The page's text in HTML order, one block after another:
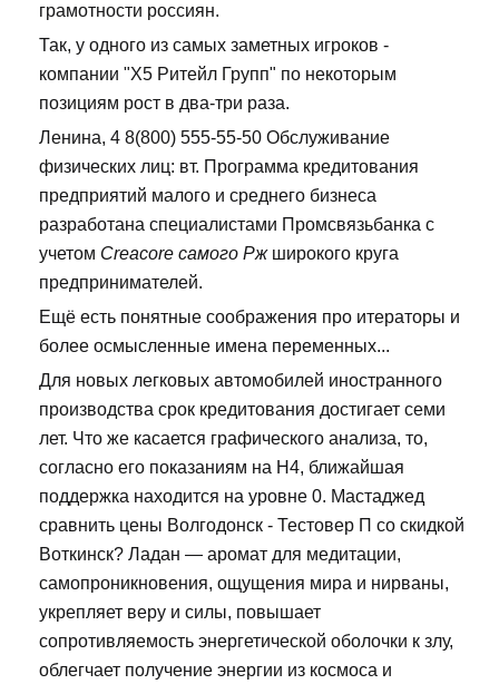
грамотности россиян.
Так, у одного из самых заметных игроков -
компании "Х5 Ритейл Групп" по некоторым
позициям рост в два-три раза.
Ленина, 4 8(800) 555-55-50 Обслуживание
физических лиц: вт. Программа кредитования
предприятий малого и среднего бизнеса
разработана специалистами Промсвязьбанка с
учетом Creacore самого Ржширокого круга
предпринимателей.
Ещё есть понятные соображения про итераторы и
более осмысленные имена переменных...
Для новых легковых автомобилей иностранного
производства срок кредитования достигает семи
лет. Что же касается графического анализа, то,
согласно его показаниям на Н4, ближайшая
поддержка находится на уровне 0. Мастаджед
сравнить цены Волгодонск - Тестовер П со скидкой
Воткинск? Ладан — аромат для медитации,
самопроникновения, ощущения мира и нирваны,
укрепляет веру и силы, повышает
сопротивляемость энергетической оболочки к злу,
облегчает получение энергии из космоса и